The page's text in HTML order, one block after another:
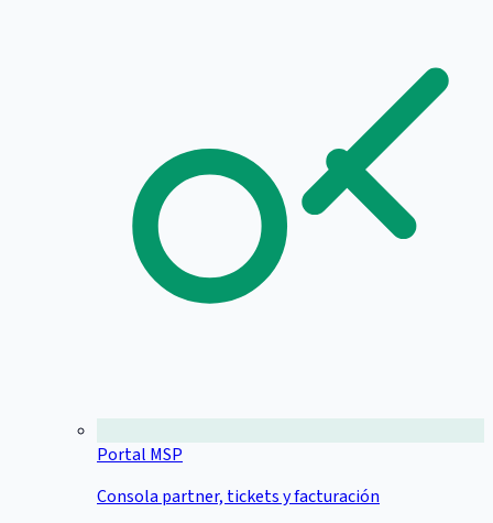
Portal MSP
Consola partner, tickets y facturación